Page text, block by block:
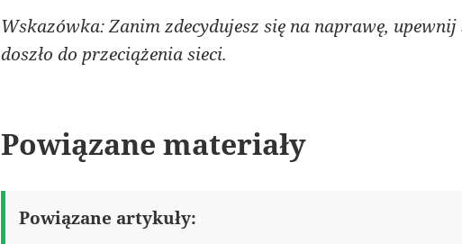
Wskazówka: Zanim zdecydujesz się na naprawę, upewnij
doszło do przeciążenia sieci.
Powiązane materiały
Powiązane artykuły: